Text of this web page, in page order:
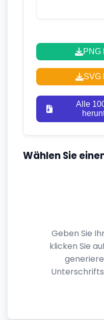
PNG
SVG
Alle
Wählen Sie
Geben Sie
klicken Sie